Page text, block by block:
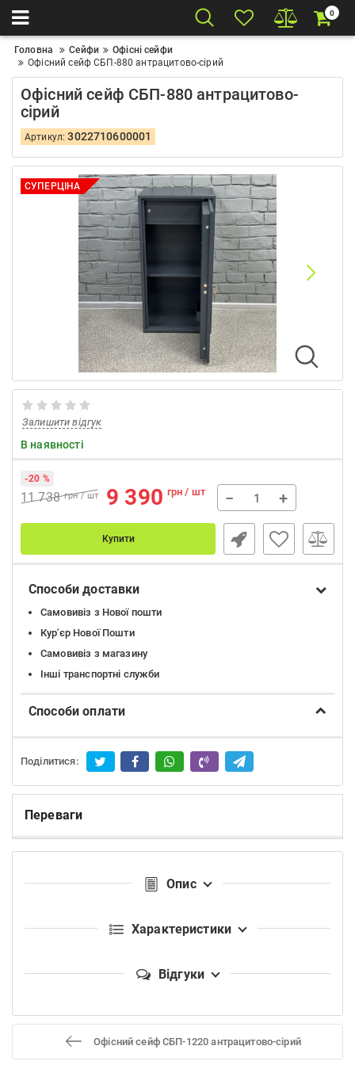
0
Головна Сейфи
Офісні сейфи
Офісний сейф CБП-880 антрацитово-сірий
Офісний сейф CБП-880 антрацитово-
сірий
Артикул:3022710600001
СУПЕРЦІНА
Залишити відгук
В наявності
11 738 грн / шт 9 390 грн / шт
-20 %
− +
Купити
Способи доставки
Самовивіз з Нової пошти
Кур'єр Нової Пошти
Самовивіз з магазину
Інші транспортні служби
Способи оплати
Поділитися:
Переваги
Опис
Характеристики
Відгуки
Офісний сейф CБП-1220 антрацитово-сірий